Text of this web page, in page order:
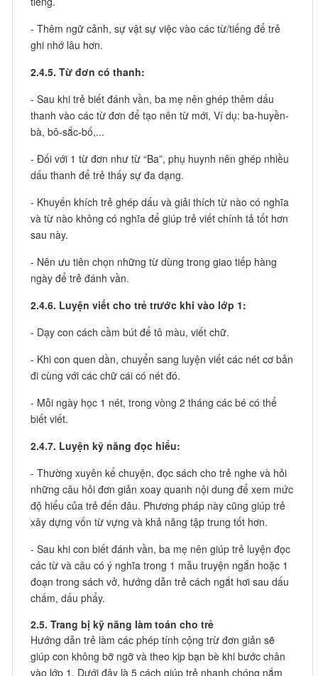
- Thêm ngữ cảnh, sự vật sự việc vào các từ/tiếng để trẻ
ghi nhớ lâu hơn.
2.4.5. Từ đơn có thanh:
- Sau khi trẻ biết đánh vần, ba mẹ nên ghép thêm dấu
thanh vào các từ đơn để tạo nên từ mới, Ví dụ: ba-huyền-
bà, bô-sắc-bố,...
- Đối với 1 từ đơn như từ “Ba”, phụ huynh nên ghép nhiều
dấu thanh để trẻ thấy sự đa dạng.
- Khuyến khích trẻ ghép dấu và giải thích từ nào có nghĩa
và từ nào không có nghĩa để giúp trẻ viết chính tả tốt hơn
sau này.
- Nên ưu tiên chọn những từ dùng trong giao tiếp hàng
ngày để trẻ đánh vần.
2.4.6. Luyện viết cho trẻ trước khi vào lớp 1:
- Dạy con cách cầm bút để tô màu, viết chữ.
- Khi con quen dần, chuyển sang luyện viết các nét cơ bản
đi cùng với các chữ cái có nét đó.
- Mỗi ngày học 1 nét, trong vòng 2 tháng các bé có thể
biết viết.
2.4.7. Luyện kỹ năng đọc hiểu:
- Thường xuyên kể chuyện, đọc sách cho trẻ nghe và hỏi
những câu hỏi đơn giản xoay quanh nội dung để xem mức
độ hiểu của trẻ đến đâu. Phương pháp này cũng giúp trẻ
xây dựng vốn từ vựng và khả năng tập trung tốt hơn.
- Sau khi con biết đánh vần, ba mẹ nên giúp trẻ luyện đọc
các từ và câu có ý nghĩa trong 1 mẫu truyện ngắn hoặc 1
đoạn trong sách vở, hướng dẫn trẻ cách ngắt hơi sau dấu
chấm, dấu phẩy.
2.5. Trang bị kỹ năng làm toán cho trẻ
Hướng dẫn trẻ làm các phép tính cộng trừ đơn giản sẽ
giúp con không bỡ ngỡ và theo kịp bạn bè khi bước chân
vào lớp 1. Dưới đây là 5 cách giúp trẻ nhanh chóng nắm